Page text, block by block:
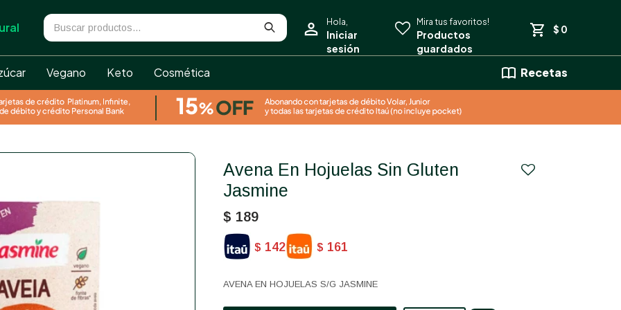
Vegano Keto Cosmética Recetas
$ 0
Avena En Hojuelas Sin Gluten
Jasmine
$ 189
$ 142 $ 161
AVENA EN HOJUELAS S/G JASMINE